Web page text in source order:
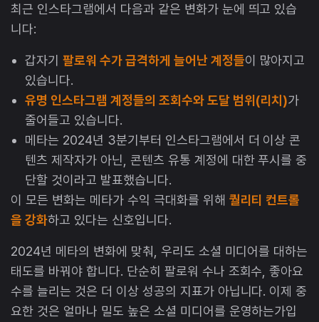
최근 인스타그램에서 다음과 같은 변화가 눈에 띄고 있습
니다:
갑자기 팔로워 수가 급격하게 늘어난 계정들이 많아지고
있습니다.
유명 인스타그램 계정들의 조회수와 도달 범위(리치)가
줄어들고 있습니다.
메타는 2024년 3분기부터 인스타그램에서 더 이상 콘
텐츠 제작자가 아닌, 콘텐츠 유통 계정에 대한 푸시를 중
단할 것이라고 발표했습니다.
이 모든 변화는 메타가 수익 극대화를 위해 퀄리티 컨트롤
을 강화하고 있다는 신호입니다.
2024년 메타의 변화에 맞춰, 우리도 소셜 미디어를 대하는
태도를 바꿔야 합니다. 단순히 팔로워 수나 조회수, 좋아요
수를 늘리는 것은 더 이상 성공의 지표가 아닙니다. 이제 중
요한 것은 얼마나 밀도 높은 소셜 미디어를 운영하는가입